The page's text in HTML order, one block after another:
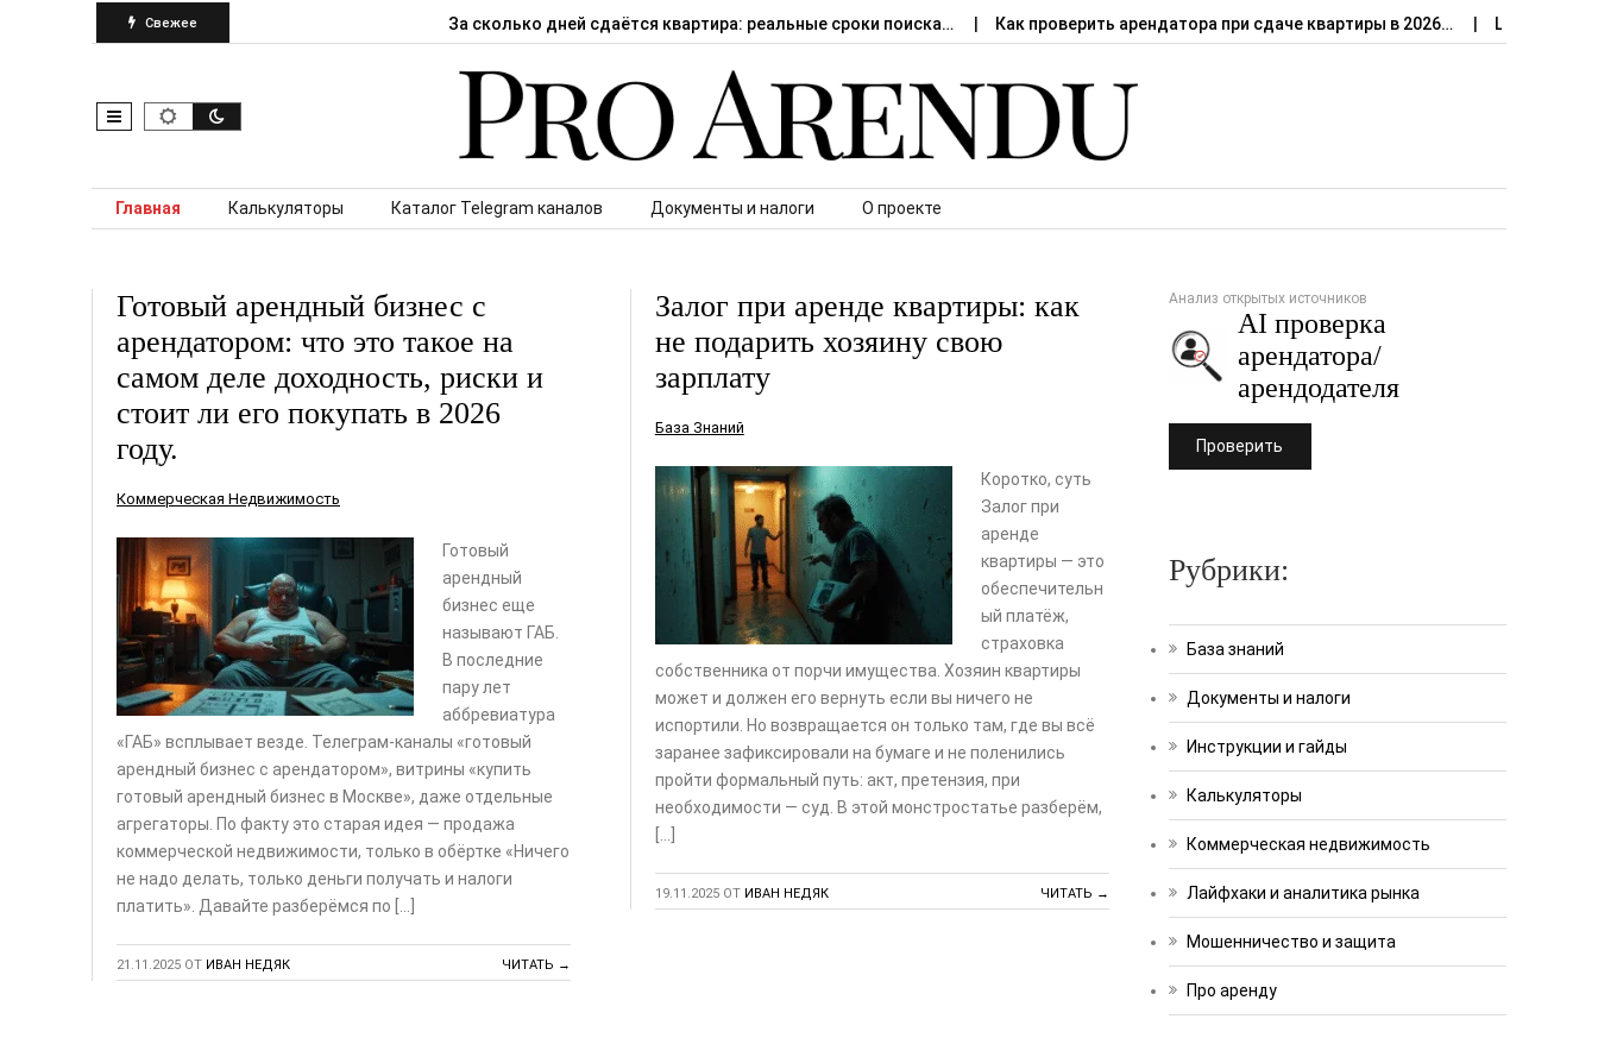
Свежее За сколько дней сдаётся квартира: реальные сроки поиска… Как проверить арендатора при сдаче квартиры в 2026… Штраф за
Skip to content
Главная Калькуляторы Каталог Telegram каналов Документы и налоги О проекте
Готовый арендный бизнес с
арендатором: что это такое на
самом деле доходность, риски и
стоит ли его покупать в 2026
году.
Коммерческая Недвижимость
Готовый
арендный
бизнес еще
называют ГАБ.
В последние
пару лет
аббревиатура
«ГАБ» всплывает везде. Телеграм-каналы «готовый
арендный бизнес с арендатором», витрины «купить
готовый арендный бизнес в Москве», даже отдельные
агрегаторы. По факту это старая идея — продажа
коммерческой недвижимости, только в обёртке «Ничего
не надо делать, только деньги получать и налоги
платить». Давайте разберёмся по […]
21.11.2025 ОТ ИВАН НЕДЯК ЧИТАТЬ →
Залог при аренде квартиры: как
не подарить хозяину свою
зарплату
База Знаний
Коротко, суть
Залог при
аренде
квартиры — это
обеспечительн
ый платёж,
страховка
собственника от порчи имущества. Хозяин квартиры
может и должен его вернуть если вы ничего не
испортили. Но возвращается он только там, где вы всё
заранее зафиксировали на бумаге и не поленились
пройти формальный путь: акт, претензия, при
необходимости — суд. В этой монстростатье разберём,
[…]
19.11.2025 ОТ ИВАН НЕДЯК ЧИТАТЬ →
Анализ открытых источников
AI проверка
арендатора/
арендодателя
Проверить
Рубрики:
База знаний
Документы и налоги
Инструкции и гайды
Калькуляторы
Коммерческая недвижимость
Лайфхаки и аналитика рынка
Мошенничество и защита
Про аренду